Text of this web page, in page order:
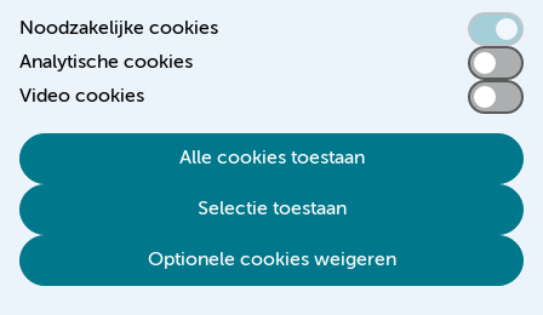
ALS Centrum Nederland
Alzheimer centrum VU (specialistische
Dementieteams: case managers
MND motor neuron disease association (Engelstalig
Noodzakelijke cookies
Analytische cookies
Video cookies
Alle cookies toestaan
Selectie toestaan
Optionele cookies weigeren